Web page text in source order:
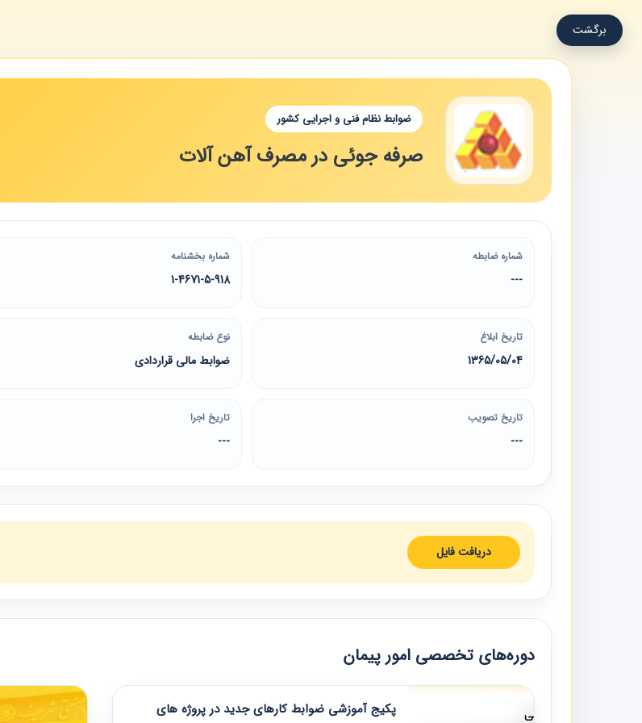
برگشت
ضوابط نظام فنی و اجرایی کشور
صرفه جوئی در مصرف آهن آلات
شماره ضابطه
---
شماره بخشنامه
1-4671-5-918
تاریخ ابلاغ
1365/05/04
نوع ضابطه
ضوابط مالی قراردادی
تاریخ تصویب
---
تاریخ اجرا
---
دریافت فایل
دوره‌های تخصصی امور پیمان
پکیج آموزشی ضوابط کارهای جدید در پروژه های